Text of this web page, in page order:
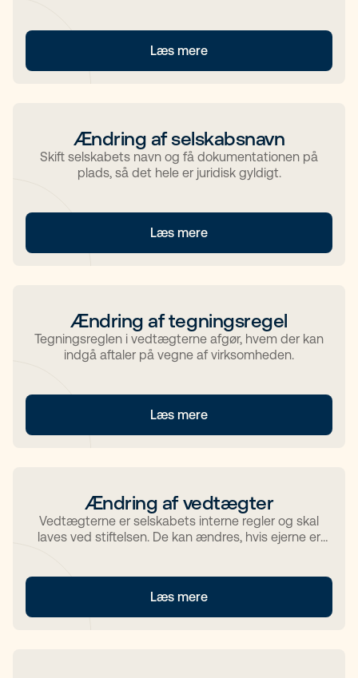
Læs mere
Ændring af selskabsnavn
Skift selskabets navn og få dokumentationen på
plads, så det hele er juridisk gyldigt.
Læs mere
Ændring af tegningsregel
Tegningsreglen i vedtægterne afgør, hvem der kan
indgå aftaler på vegne af virksomheden.
Læs mere
Ændring af vedtægter
Vedtægterne er selskabets interne regler og skal
laves ved stiftelsen. De kan ændres, hvis ejerne er
Læs mere